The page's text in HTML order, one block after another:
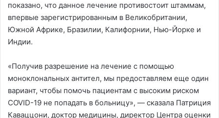
показано, что данное лечение противостоит штаммам,
впервые зарегистрированным в Великобритании,
Южной Африке, Бразилии, Калифорнии, Нью-Йорке и
Индии.
«Получив разрешение на лечение с помощью
моноклональных антител, мы предоставляем еще один
вариант, чтобы помочь пациентам с высоким риском
COVID-19 не попадать в больницу», — сказала Патриция
Каваццони, доктор медицины, директор Центра оценки